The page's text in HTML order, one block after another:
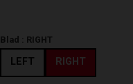
Blad : RIGHT
LEFT RIGHT